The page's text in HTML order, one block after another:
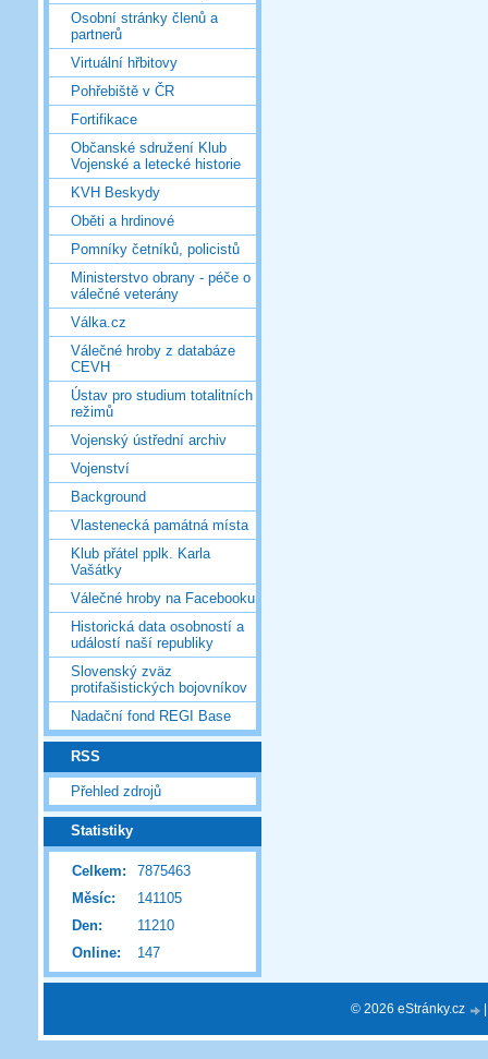
Osobní stránky členů a
partnerů
Virtuální hřbitovy
Pohřebiště v ČR
Fortifikace
Občanské sdružení Klub
Vojenské a letecké historie
KVH Beskydy
Oběti a hrdinové
Pomníky četníků, policistů
Ministerstvo obrany - péče o
válečné veterány
Válka.cz
Válečné hroby z databáze
CEVH
Ústav pro studium totalitních
režimů
Vojenský ústřední archiv
Vojenství
Background
Vlastenecká památná místa
Klub přátel pplk. Karla
Vašátky
Válečné hroby na Facebooku
Historická data osobností a
událostí naší republiky
Slovenský zväz
protifašistických bojovníkov
Nadační fond REGI Base
RSS
Přehled zdrojů
Statistiky
Online: 147
Celkem:
7875463
Měsíc:
141105
Den:
11210
© 2026 eStránky.cz